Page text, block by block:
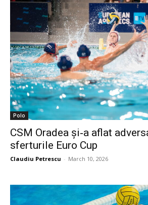
Polo
CSM Oradea și‑a aflat
sferturile Euro Cup
Claudiu Petrescu - March 10, 2026